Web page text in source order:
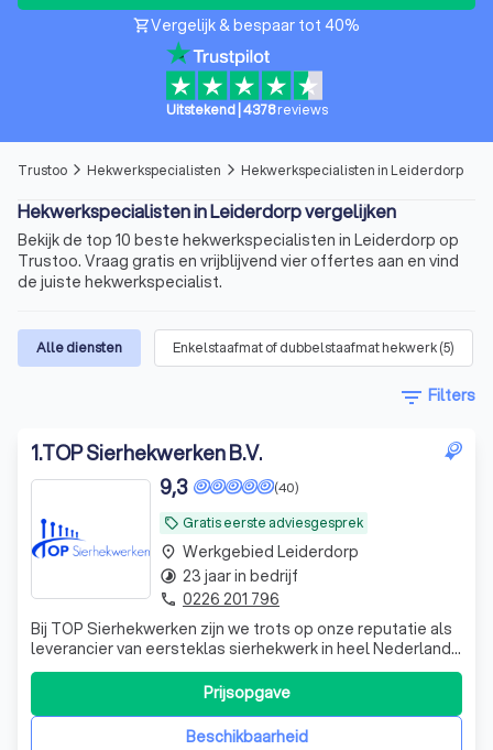
shopping_cartVergelijk & bespaar tot 40%
Uitstekend| 4378 reviews
Trustoo arrow_forward_ios Hekwerkspecialisten arrow_forward_ios Hekwerkspecialisten in Leiderdorp
Hekwerkspecialisten in Leiderdorp vergelijken
Bekijk de top 10 beste hekwerkspecialisten in Leiderdorp op
Trustoo. Vraag gratis en vrijblijvend vier offertes aan en vind
de juiste hekwerkspecialist.
Alle diensten Enkelstaafmat of dubbelstaafmat hekwerk(5)
filter_list Filters
1.TOP Sierhekwerken B.V.
local_offer Gratis eerste adviesgesprek
(40)
9,3
Bij TOP Sierhekwerken zijn we trots op onze reputatie als
leverancier van eersteklas sierhekwerk in heel Nederland.
Onze expertise en toewijding aan kwaliteit hebben ons tot
de voorkeursleverancier gemaakt voor zowel particuliere
als zakelijke klanten. Ons assortiment is uitgebreid en
divers, met ee
Beschikbaarheid
Prijsopgave
place Werkgebied Leiderdorp
timelapse 23 jaar in bedrijf
phone 0226 201 796